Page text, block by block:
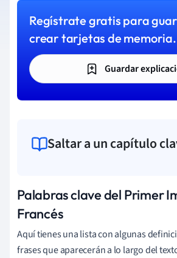
Regístrate gratis para
crear tarjetas de memoria.
Guardar
Saltar a un capítulo
Palabras clave del Primer
Francés
Aquí tienes una lista con algunas
frases que aparecerán a lo largo del